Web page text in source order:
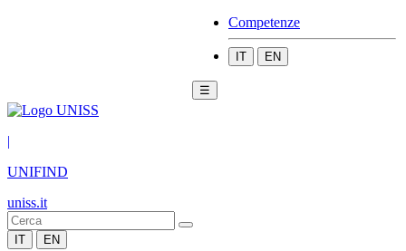
Competenze
IT EN
☰
|
UNIFIND
uniss.it
IT EN